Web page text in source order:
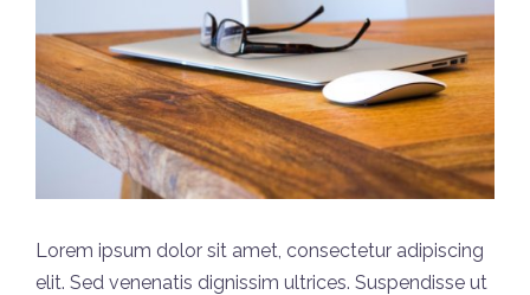
Lorem ipsum dolor sit amet, consectetur adipiscing
elit. Sed venenatis dignissim ultrices. Suspendisse ut